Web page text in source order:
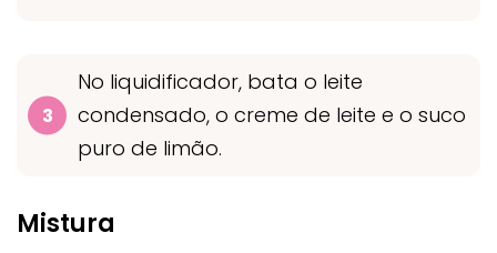
No liquidificador, bata o leite
condensado, o creme de leite e o suco
puro de limão.
Mistura